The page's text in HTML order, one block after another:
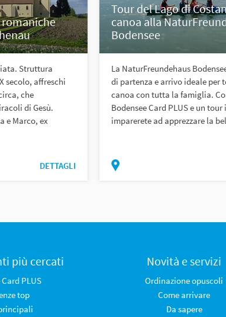
romaniche
Struttura
secolo, affreschi
che
di Gesù.
e Marco, ex
DETTAGLI
Tour del Lago di
canoa alla
Bodensee
La NaturFreundehaus
di partenza e arrivo ideale per
canoa con tutta la famiglia.
Bodensee Card PLUS e un tour
imparerete ad apprezzare la
più cercati
PLUS
top
Novità e servizi
Ordinazione opuscoli
Come arrivare
Da sapere